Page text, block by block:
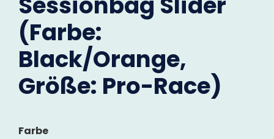
(Farbe:
Black/Orange,
Größe: Pro-Race)
Farbe